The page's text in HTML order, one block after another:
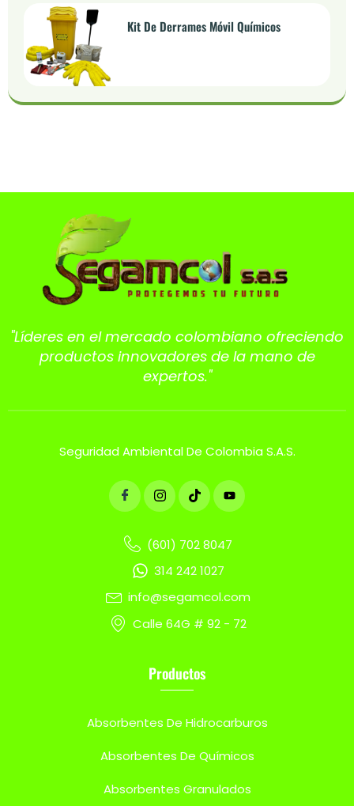
Kit De Derrames Móvil Químicos
"Líderes en el mercado colombiano ofreciendo
productos innovadores de la mano de
expertos."
Seguridad Ambiental De Colombia S.A.S.
(601) 702 8047
314 242 1027
info@segamcol.com
Calle 64G # 92 - 72
Productos
Absorbentes De Hidrocarburos
Absorbentes De Químicos
Absorbentes Granulados